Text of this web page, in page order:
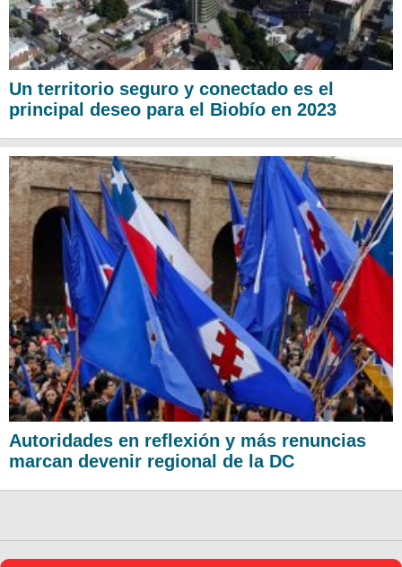
Un territorio seguro y conectado es el
principal deseo para el Biobío en 2023
Autoridades en reflexión y más renuncias
marcan devenir regional de la DC